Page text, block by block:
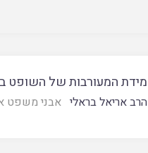
מידת המעורבות של השופט
הרב אריאל בראלי אבני משפט